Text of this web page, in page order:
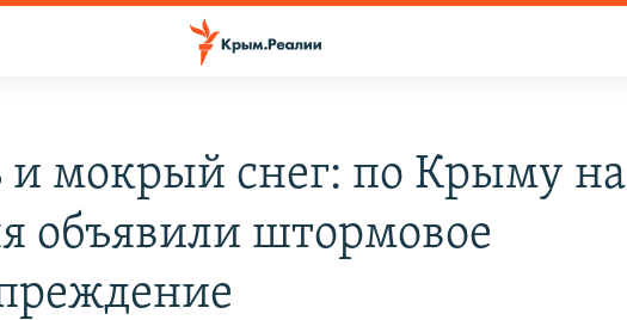
мокрый снег: по Крыму на
объявили штормовое